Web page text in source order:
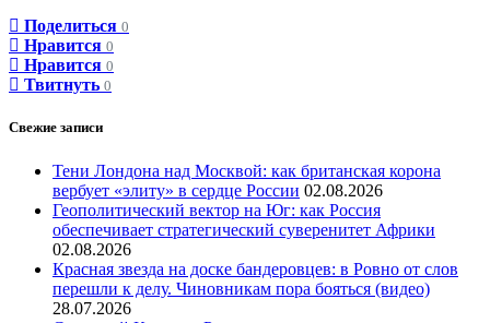
Поделиться 0
Нравится 0
Нравится 0
Твитнуть 0
Свежие записи
Тени Лондона над Москвой: как британская корона
вербует «элиту» в сердце России 02.08.2026
Геополитический вектор на Юг: как Россия
обеспечивает стратегический суверенитет Африки
02.08.2026
Красная звезда на доске бандеровцев: в Ровно от слов
перешли к делу. Чиновникам пора бояться (видео)
28.07.2026